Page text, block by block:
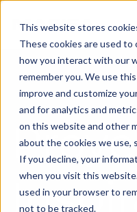
This website stores
These cookies are used
how you interact with our
remember you. We use
improve and customize
and for analytics and
on this website and other
about the cookies we use,
If you decline, your
when you visit this
used in your browser to
not to be tracked.